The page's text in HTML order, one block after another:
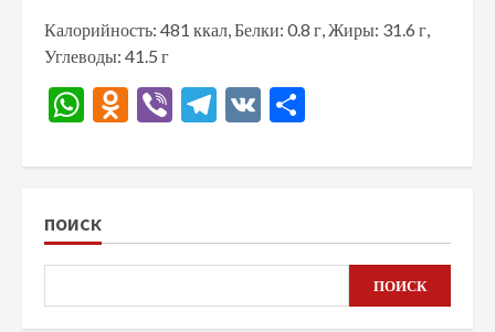
Калорийность: 481 ккал, Белки: 0.8 г, Жиры: 31.6 г,
Углеводы: 41.5 г
WhatsApp
Odnoklassniki
ViberTelegram
VK
ПОИСК
ПОИСК